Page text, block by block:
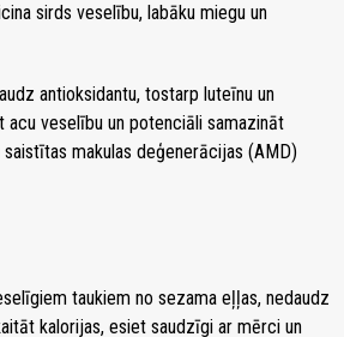
sirds veselību, labāku miegu un
antioksidantu, tostarp luteīnu un
acu veselību un potenciāli samazināt
makulas deģenerācijas (AMD)
taukiem no sezama eļļas, nedaudz
kalorijas, esiet saudzīgi ar mērci un